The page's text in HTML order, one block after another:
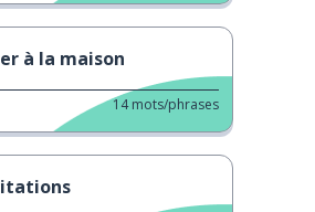
à la maison
14 mots/phrases